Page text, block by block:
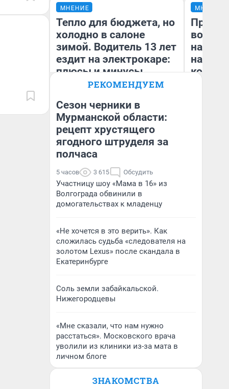
МНЕНИЕ
Тепло для бюджета, но
холодно в салоне
зимой. Водитель 13 лет
ездит на электрокаре:
плюсы и минусы
Денис Дедюхин
МНЕНИЕ
нам
РЕКОМЕНДУЕМ
Сезон черники в
Мурманской области:
рецепт хрустящего
ягодного штруделя за
полчаса
5 часов 3 615 Обсудить
Участницу шоу «Мама в 16» из
Волгограда обвинили в
домогательствах к младенцу
«Не хочется в это верить». Как
сложилась судьба «следователя на
золотом Lexus» после скандала в
Екатеринбурге
Соль земли забайкальской.
Нижегородцевы
«Мне сказали, что нам нужно
расстаться». Московского врача
уволили из клиники из-за мата в
личном блоге
ЗНАКОМСТВА